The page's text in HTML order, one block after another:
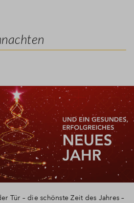
Tür – die schönste Zeit des Jahres –